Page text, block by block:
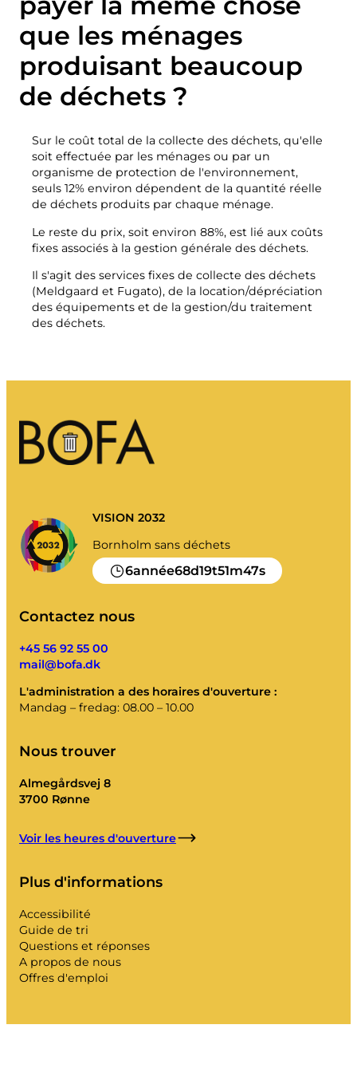
Compost
Démolition et rénovation
Plus d'informations
Tarifs des déchets (privés)
Lien vers les règles de base du BRK
Réglementation des déchets
Libre-service
Vider le calendrier et plus encore.
Contactez nous
Offres d'emploi
La société BOFA
que les ménages
produisant beaucoup
de déchets ?
Sur le coût total de la collecte des déchets, qu'elle
soit effectuée par les ménages ou par un
organisme de protection de l'environnement,
seuls 12% environ dépendent de la quantité réelle
de déchets produits par chaque ménage.
Le reste du prix, soit environ 88%, est lié aux coûts
fixes associés à la gestion générale des déchets.
Il s'agit des services fixes de collecte des déchets
(Meldgaard et Fugato), de la location/dépréciation
des équipements et de la gestion/du traitement
des déchets.
VISION 2032
Bornholm sans déchets
6année68d19t51m47s
Contactez nous
+45 56 92 55 00
mail@bofa.dk
L'administration a des horaires d'ouverture :
Mandag – fredag: 08.00 – 10.00
Nous trouver
Almegårdsvej 8
3700 Rønne
Voir les heures d'ouverture
Plus d'informations
Accessibilité
Guide de tri
Questions et réponses
A propos de nous
Offres d'emploi